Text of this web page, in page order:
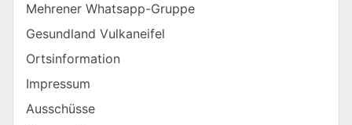
Mehrener Whatsapp-Gruppe
Gesundland Vulkaneifel
Ortsinformation
Impressum
Ausschüsse